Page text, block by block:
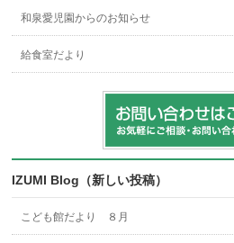
和泉愛児園からのお知らせ
給食室だより
IZUMI Blog（新しい投稿）
こども館だより ８月